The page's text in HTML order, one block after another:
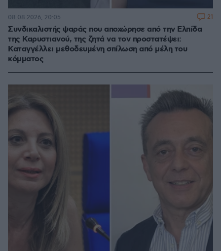
Συνδικαλιστής ψαράς που αποχώρησε από την Ελπίδα
της Καρυστιανού, της ζητά να τον προστατέψει:
Καταγγέλλει μεθοδευμένη σπίλωση από μέλη του
κόμματος
08.08.2026, 20:05 21